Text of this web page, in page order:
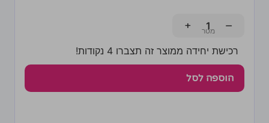
−
+
רכישת יחידה ממוצר זה תצברו 4 נקודות!
הוספה לסל